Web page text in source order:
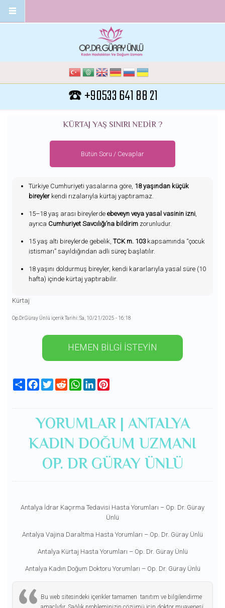
☎️ +90533 641 88 21
KÜRTAJ YAŞ SINIRI NEDIR ?
Bütün Soru / Cevaplar
Türkiye Cumhuriyeti yasalarına göre, 18 yaşından küçük
bireylerkendi rızalarıyla kürtaj yaptıramaz.
15–18 yaş arası bireylerde ebeveyn veya yasal vasinin izni,
ayrıca Cumhuriyet Savcılığı’na bildirimzorunludur.
15 yaş altı bireylerde gebelik, TCK m. 103kapsamında “çocuk
istismarı” sayıldığından adli süreç başlatılır.
18 yaşını doldurmuş bireyler, kendi kararlarıyla yasal süre (10
hafta) içinde kürtaj yaptırabilir.
Kürtaj
Op.Dr.Güray Ünlü içerik Tarihi: Sa, 10/21/2025 - 16:18
HEMEN BİLGİ İSTEYİN
Share Facebook
TwitterRedditWhatsApp
LinkedIn
YORUMLAR | ANTALYA
KADIN DOĞUM UZMANI
OP. DR GÜRAY ÜNLÜ
Antalya İdrar Kaçırma Tedavisi Hasta Yorumları – Op. Dr. Güray
Ünlü
Antalya Vajina Daraltma Hasta Yorumları – Op. Dr. Güray Ünlü
Antalya Kürtaj Hasta Yorumları – Op. Dr. Güray Ünlü
Antalya Kadın Doğum Doktoru Yorumları – Op. Dr. Güray Ünlü
Bu web sitesindeki içerikler tamamen tanıtım ve bilgilendirme